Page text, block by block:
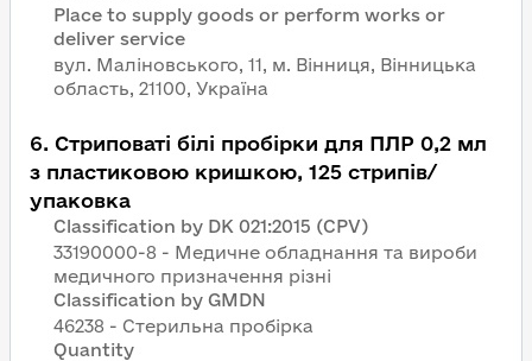
Place to supply goods or perform works or
deliver service
вул. Маліновського, 11, м. Вінниця, Вінницька
область, 21100, Україна
6. Стриповаті білі пробірки для ПЛР 0,2 мл
з пластиковою кришкою, 125 стрипів/
упаковка
Classification by DK 021:2015 (CPV)
33190000-8 - Медичне обладнання та вироби
медичного призначення різні
Classification by GMDN
46238 - Стерильна пробірка
Quantity